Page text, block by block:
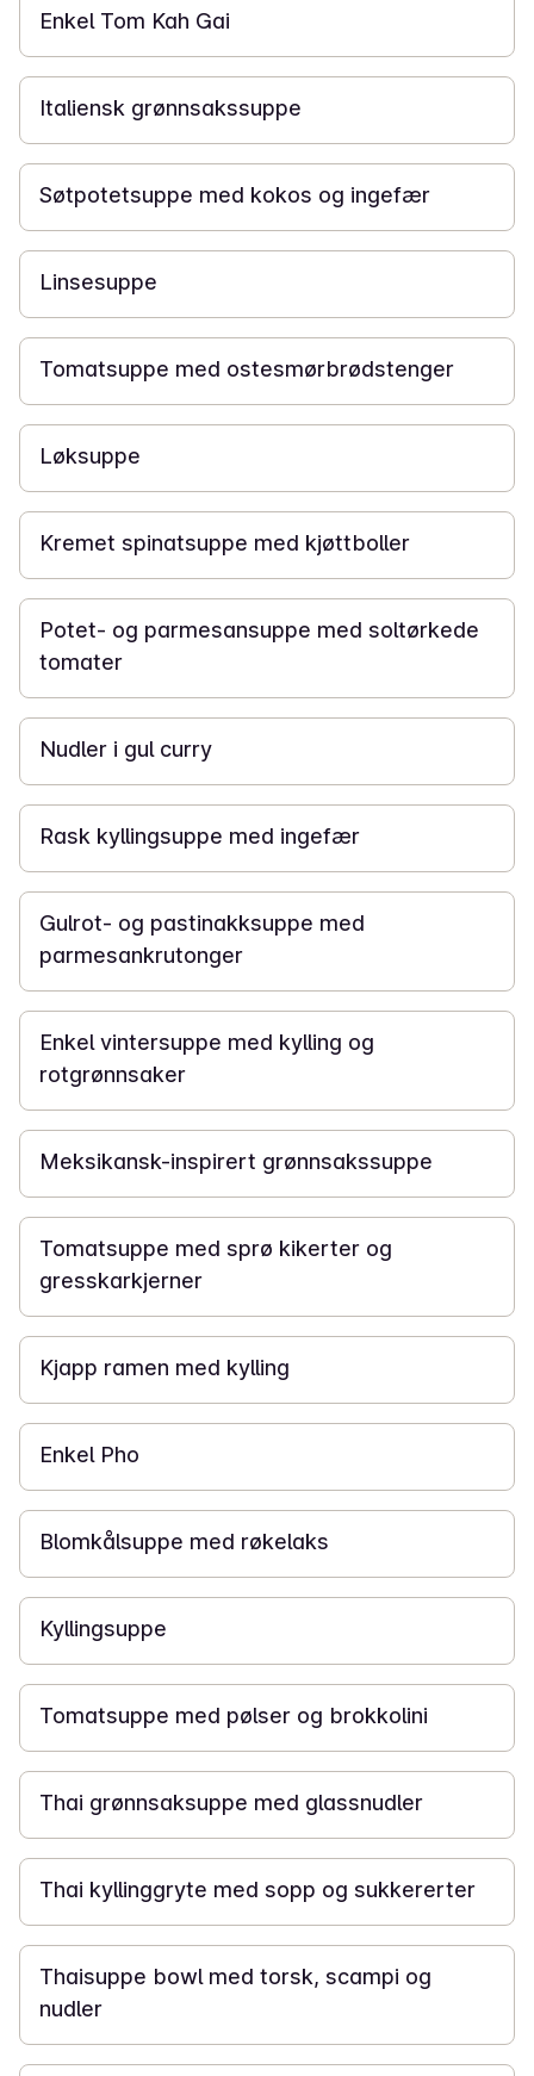
Enkel Tom Kah Gai
25 min
Italiensk grønnsakssuppe
25 min
Søtpotetsuppe med kokos og ingefær
30 min
Linsesuppe
25 min
Tomatsuppe med ostesmørbrødstenger
15 min
Løksuppe
20 min
Kremet spinatsuppe med kjøttboller
30 min
Potet- og parmesansuppe med soltørkede
tomater
20 min
Nudler i gul curry
20 min
Rask kyllingsuppe med ingefær
30 min
Gulrot- og pastinakksuppe med
parmesankrutonger
25 min
Enkel vintersuppe med kylling og
rotgrønnsaker
25 min
Meksikansk-inspirert grønnsakssuppe
30 min
Tomatsuppe med sprø kikerter og
gresskarkjerner
45 min
Kjapp ramen med kylling
45 min
Enkel Pho
15 min
Blomkålsuppe med røkelaks
25 min
Kyllingsuppe
15 min
Tomatsuppe med pølser og brokkolini
25 min
Thai grønnsaksuppe med glassnudler
25 min
Thai kyllinggryte med sopp og sukkererter
20 min
Thaisuppe bowl med torsk, scampi og
nudler
30 min